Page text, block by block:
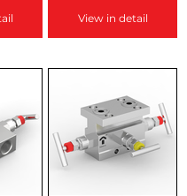
View in detail